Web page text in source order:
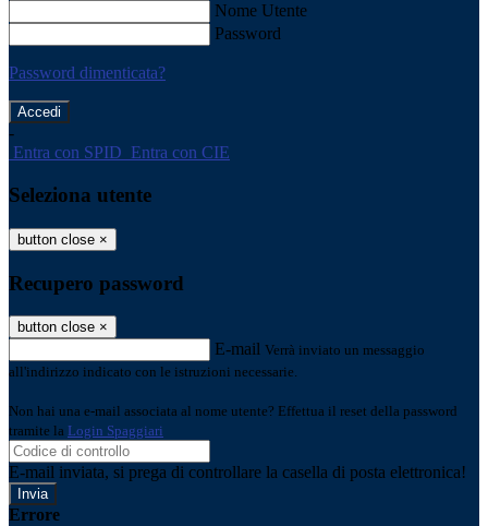
Nome Utente
Password
Password dimenticata?
-
Entra con SPID Entra con CIE
Seleziona utente
button close ×
Recupero password
button close ×
E-mail Verrà inviato un messaggio
all'indirizzo indicato con le istruzioni necessarie.
Non hai una e-mail associata al nome utente? Effettua il reset della password
tramite la Login Spaggiari
E-mail inviata, si prega di controllare la casella di posta elettronica!
Errore